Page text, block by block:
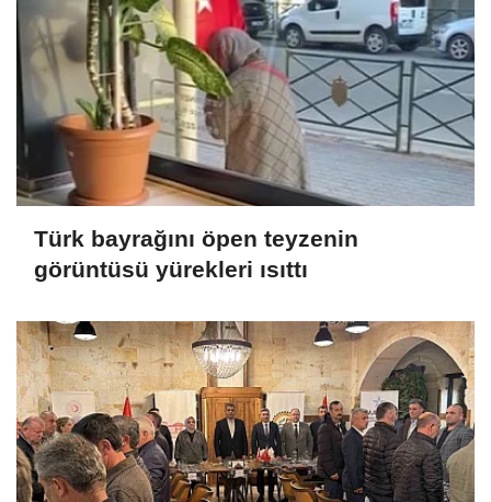
Türk bayrağını öpen teyzenin
görüntüsü yürekleri ısıttı